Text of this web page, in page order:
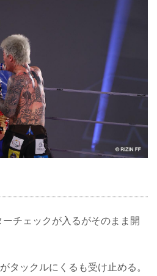
チェックが入るがそのまま開
タックルにくるも受け止める。